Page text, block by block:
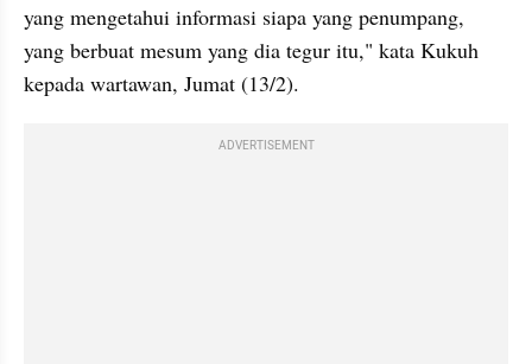
yang mengetahui informasi siapa yang penumpang,
yang berbuat mesum yang dia tegur itu," kata Kukuh
kepada wartawan, Jumat (13/2).
ADVERTISEMENT